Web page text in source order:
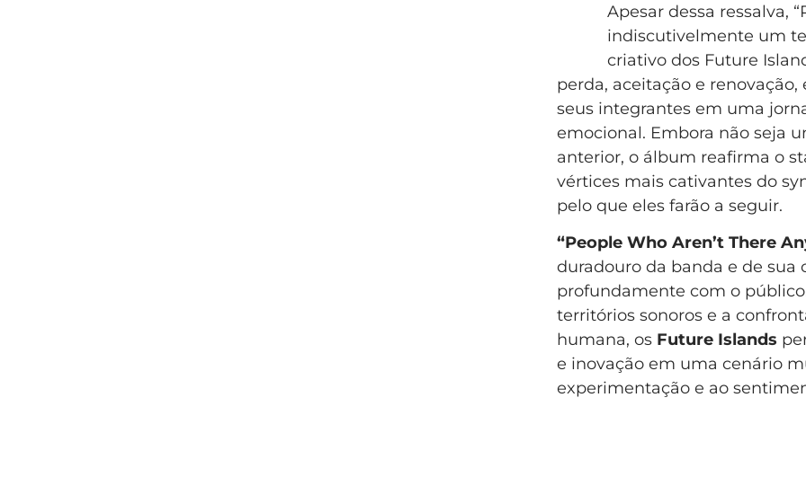
Apesar dessa ressalva,
indiscutivelmente um
criativo dos Future
perda, aceitação e
seus integrantes em uma
emocional. Embora não seja
anterior, o álbum reafirma o
vértices mais cativantes do
pelo que eles farão a seguir.
“People Who Aren’t There
duradouro da banda e de sua
profundamente com o
territórios sonoros e a
humana, os Future Islands
e inovação em uma cenário
experimentação e ao